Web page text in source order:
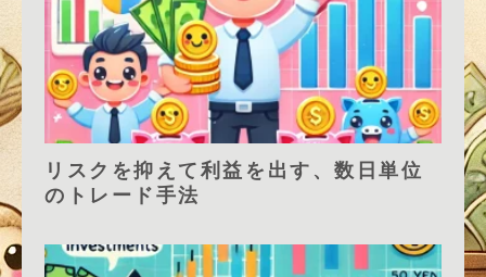
リスクを抑えて利益を出す、数日単位
のトレード手法